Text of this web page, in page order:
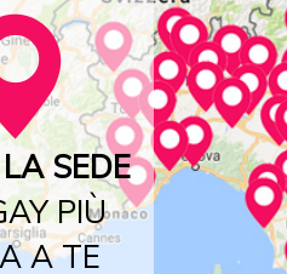
SEDE
PIÙ
A TE